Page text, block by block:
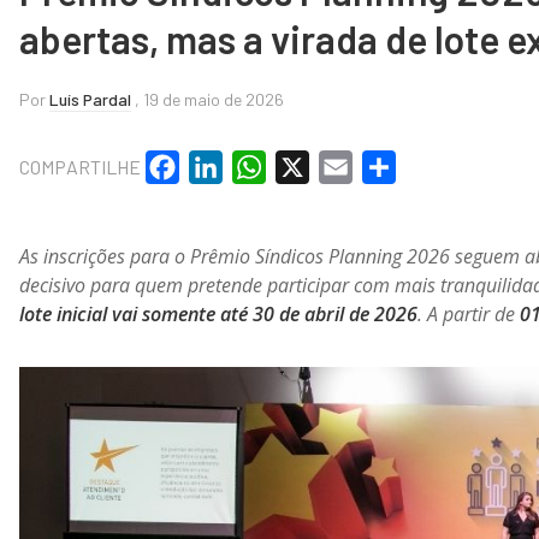
abertas, mas a virada de lote
PorLuís Pardal , 19 de maio de 2026
COMPARTILHE
FacebookLinkedInWhatsApp
X Email
As inscrições para o Prêmio Síndicos Planning 2026 seguem
decisivo para quem pretende participar com mais
lote inicial vai somente até 30 de abril de 2026. A partir de